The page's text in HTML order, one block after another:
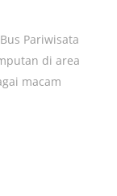
Pariwisata
di area
macam